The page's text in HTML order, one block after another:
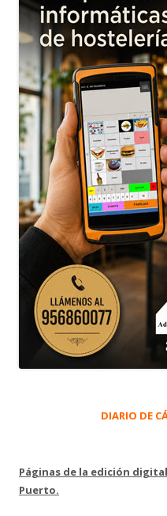
DIARIO DE
Páginas de la edición
Puerto.